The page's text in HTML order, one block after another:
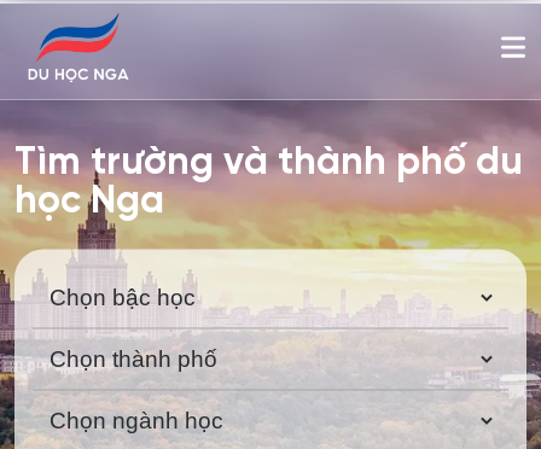
Tìm trường và thành phố du
học Nga